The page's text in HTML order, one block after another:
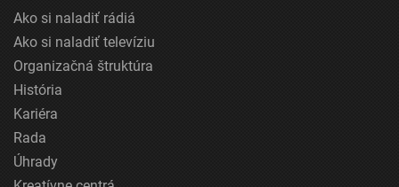
Ako si naladiť rádiá
Ako si naladiť televíziu
Organizačná štruktúra
História
Kariéra
Rada
Úhrady